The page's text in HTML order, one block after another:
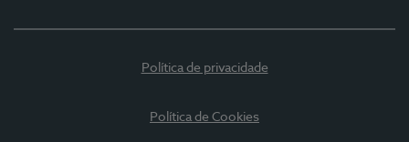
Política de privacidade
Política de Cookies